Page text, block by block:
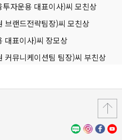
자운용 대표이사)씨 모친상
브랜드전략팀장)씨 모친상
대표이사)씨 장모상
커뮤니케이션팀 팀장)씨 부친상